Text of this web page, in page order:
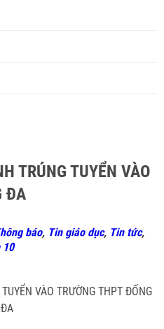
TRÚNG TUYỂN VÀO
ĐA
báo, Tin giáo dục, Tin tức,
10
VÀO TRƯỜNG THPT ĐỐNG
ĐA